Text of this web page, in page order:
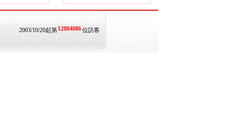
2003/10/20起第12884086位訪客